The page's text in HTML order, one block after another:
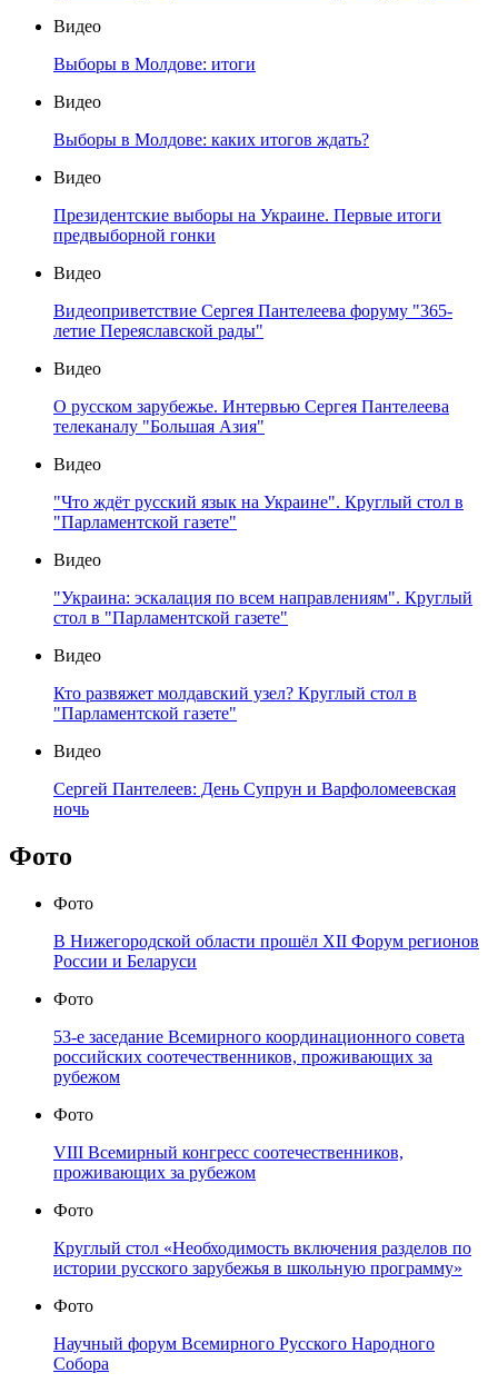
Видео
Выборы в Молдове: итоги
Видео
Выборы в Молдове: каких итогов ждать?
Видео
Президентские выборы на Украине. Первые итоги
предвыборной гонки
Видео
Видеоприветствие Сергея Пантелеева форуму "365-
летие Переяславской рады"
Видео
О русском зарубежье. Интервью Сергея Пантелеева
телеканалу "Большая Азия"
Видео
"Что ждёт русский язык на Украине". Круглый стол в
"Парламентской газете"
Видео
"Украина: эскалация по всем направлениям". Круглый
стол в "Парламентской газете"
Видео
Кто развяжет молдавский узел? Круглый стол в
"Парламентской газете"
Видео
Сергей Пантелеев: День Супрун и Варфоломеевская
ночь
Фото
Фото
В Нижегородской области прошёл XII Форум регионов
России и Беларуси
Фото
53-е заседание Всемирного координационного совета
российских соотечественников, проживающих за
рубежом
Фото
VIII Всемирный конгресс соотечественников,
проживающих за рубежом
Фото
Круглый стол «Необходимость включения разделов по
истории русского зарубежья в школьную программу»
Фото
Научный форум Всемирного Русского Народного
Собора